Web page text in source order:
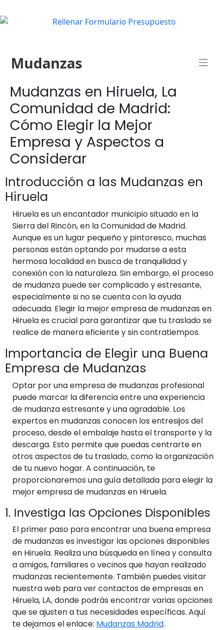
Mudanzas
Mudanzas en Hiruela, La
Comunidad de Madrid:
Cómo Elegir la Mejor
Empresa y Aspectos a
Considerar
Introducción a las Mudanzas en
Hiruela
Hiruela es un encantador municipio situado en la
Sierra del Rincón, en la Comunidad de Madrid.
Aunque es un lugar pequeño y pintoresco, muchas
personas están optando por mudarse a esta
hermosa localidad en busca de tranquilidad y
conexión con la naturaleza. Sin embargo, el proceso
de mudanza puede ser complicado y estresante,
especialmente si no se cuenta con la ayuda
adecuada. Elegir la mejor empresa de mudanzas en
Hiruela es crucial para garantizar que tu traslado se
realice de manera eficiente y sin contratiempos.
Importancia de Elegir una Buena
Empresa de Mudanzas
Optar por una empresa de mudanzas profesional
puede marcar la diferencia entre una experiencia
de mudanza estresante y una agradable. Los
expertos en mudanzas conocen los entresijos del
proceso, desde el embalaje hasta el transporte y la
descarga. Esto permite que puedas centrarte en
otros aspectos de tu traslado, como la organización
de tu nuevo hogar. A continuación, te
proporcionaremos una guía detallada para elegir la
mejor empresa de mudanzas en Hiruela.
1. Investiga las Opciones Disponibles
El primer paso para encontrar una buena empresa
de mudanzas es investigar las opciones disponibles
en Hiruela. Realiza una búsqueda en línea y consulta
a amigos, familiares o vecinos que hayan realizado
mudanzas recientemente. También puedes visitar
nuestra web para ver contactos de empresas en
Hiruela, LA, donde podrás encontrar varias opciones
que se ajusten a tus necesidades específicas. Aquí
te dejamos el enlace: Mudanzas Madrid.